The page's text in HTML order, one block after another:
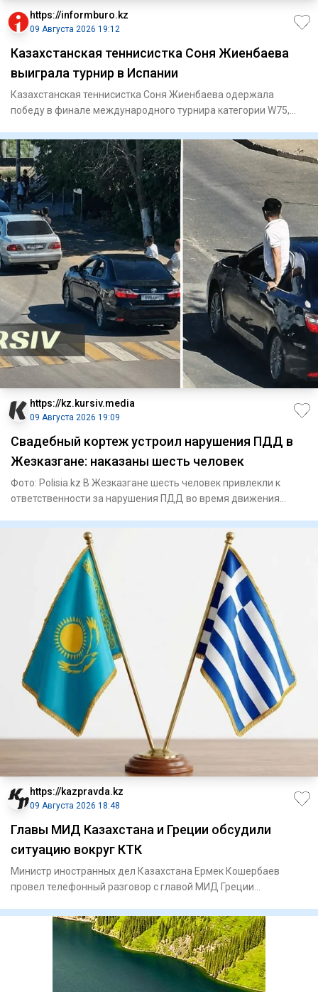
https://informburo.kz
09 Августа 2026 19:12
Казахстанская теннисистка Соня Жиенбаева
выиграла турнир в Испании
Казахстанская теннисистка Соня Жиенбаева одержала
победу в финале международного турнира категории W75,
https://kz.kursiv.media
09 Августа 2026 19:09
Свадебный кортеж устроил нарушения ПДД в
Жезказгане: наказаны шесть человек
Фото: Polisia.kz В Жезказгане шесть человек привлекли к
ответственности за нарушения ПДД во время движения
https://kazpravda.kz
09 Августа 2026 18:48
Главы МИД Казахстана и Греции обсудили
ситуацию вокруг КТК
Министр иностранных дел Казахстана Ермек Кошербаев
провел телефонный разговор с главой МИД Греции